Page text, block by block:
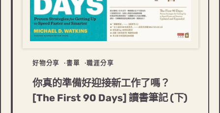
好物分享 書單 職涯分享
你真的準備好迎接新工作了嗎？
[The First 90 Days] 讀書筆記 (下)